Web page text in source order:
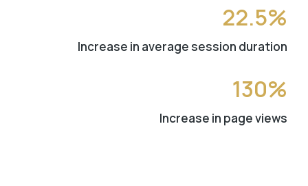
22.5%
Increase in average session duration
130%
Increase in page views